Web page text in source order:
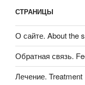
СТРАНИЦЫ
О сайте. About the
Обратная связь.
Лечение. Treatment